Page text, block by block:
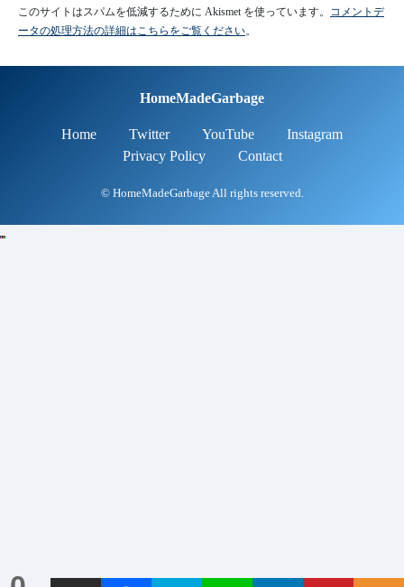
このサイトはスパムを低減するために Akismet を使っています。
コメントデ
ータの処理方法の詳細はこちらをご覧ください。
HomeMadeGarbage
Home Twitter YouTube
Instagram
Privacy Policy
Contact
© HomeMadeGarbage All rights reserved.